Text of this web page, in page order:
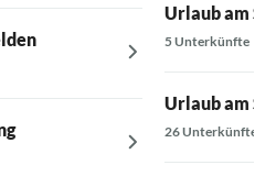
Urlaub am
5 Unterkünfte
Urlaub am
26 Unterkünfte